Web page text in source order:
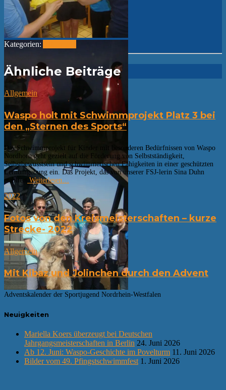
Kategorien:
Ähnliche Beiträge
Allgemein
Waspo holt mit Schwimmprojekt Platz 3 bei
den „Sternen des Sports“
Das Schwimmprojekt für Kinder mit besonderen Bedürfnissen von Waspo
Nordhorn geht gezielt auf die Förderung von Selbstständigkeit,
Selbstbewusstsein und schwimmerischen Fähigkeiten in einer geschützten
Lernumgebung ein. Das Projekt, das von unserer FSJ-lerin Sina Duhn
etabliert
Weiterlesen…
2022
Fotos von den Kreismeisterschaften – kurze
Strecke- 2022
Allgemein
Mit Kibaz und Jolinchen durch den Advent
Adventskalender der Sportjugend Nordrhein-Westfalen
Neuigkeiten
Mariella Koers überzeugt bei Deutschen
Jahrgangsmeisterschaften in Berlin 24. Juni 2026
Ab 12. Juni: Waspo-Geschichte im Povelturm 11. Juni 2026
Bilder vom 49. Pfingstschwimmfest 1. Juni 2026